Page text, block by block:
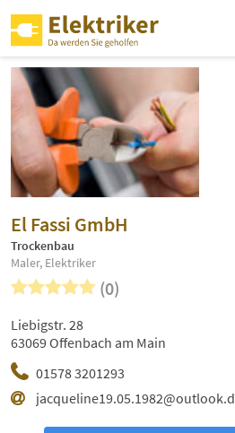
El Fassi GmbH
Trockenbau
Maler, Elektriker
(0)
01578 3201293
Liebigstr. 28
63069 Offenbach am Main